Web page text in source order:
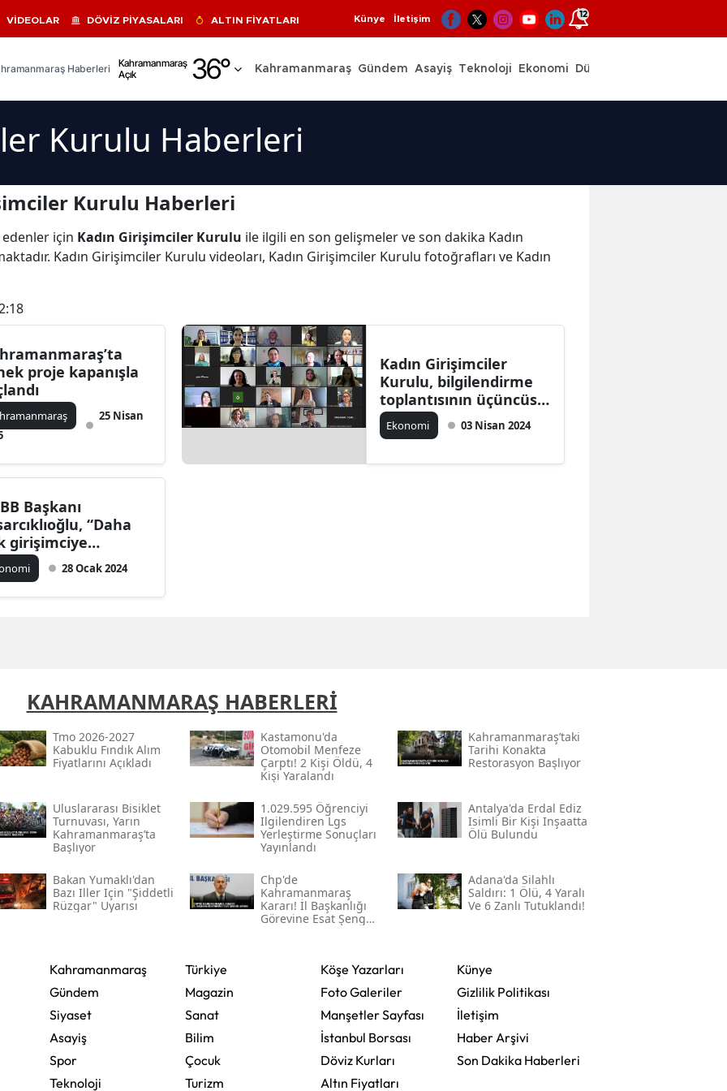
VİDEOLAR DÖVİZ PİYASALARI ALTIN FİYATLARI Künye İletişim 12
Haberleri
Kahramanmaraş
Açık
36°
Adıyaman
Ağrı
Amasya
Ankara
Antalya
Bilecik
Bingöl
Bolu
Diyarbakır
Edirne
Erzincan
Erzurum
Eskişehir
Gaziantep
Gümüşhane
Kahramanmaraş Gündem Asayiş Teknoloji Ekonomi Dünya
Kurulu Haberleri
Kurulu Haberleri
için Kadın Girişimciler Kurulu ile ilgili en son gelişmeler ve son dakika Kadın
Kadın Girişimciler Kurulu videoları, Kadın Girişimciler Kurulu fotoğrafları ve Kadın
proje kapanışla
25 Nisan
Kadın Girişimciler
Kurulu, bilgilendirme
toplantısının üçüncüsü
yapıldı
Ekonomi 03 Nisan 2024
Başkanı
“Daha
girişimciye
var’
28 Ocak 2024
KAHRAMANMARAŞ HABERLERİ
Tmo 2026-2027
Kabuklu Fındık Alım
Fiyatlarını Açıkladı
Kastamonu'da
Otomobil Menfeze
Çarptı! 2 Kişi Öldü, 4
Kişi Yaralandı
Kahramanmaraş’taki
Tarihi Konakta
Restorasyon Başlıyor
Uluslararası Bisiklet
Turnuvası, Yarın
Kahramanmaraş’ta
Başlıyor
1.029.595 Öğrenciyi
Ilgilendiren Lgs
Yerleştirme Sonuçları
Yayınlandı
Antalya'da Erdal Ediz
Isimli Bir Kişi Inşaatta
Ölü Bulundu
Bakan Yumaklı'dan
Bazı Iller Için "şiddetli
Rüzgar" Uyarısı
Chp'de
Kahramanmaraş
Kararı! İl Başkanlığı
Görevine Esat Şengül
Adana'da Silahlı
Saldırı: 1 Ölü, 4 Yaralı
Ve 6 Zanlı Tutuklandı!
Kahramanmaraş
Gündem
Siyaset
Asayiş
Spor
Teknoloji
Türkiye
Magazin
Sanat
Bilim
Çocuk
Turizm
Köşe Yazarları
Foto Galeriler
Manşetler Sayfası
İstanbul Borsası
Döviz Kurları
Altın Fiyatları
Künye
Gizlilik Politikası
İletişim
Haber Arşivi
Son Dakika Haberleri